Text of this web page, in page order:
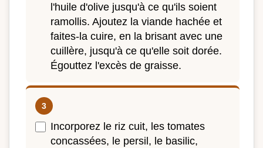
l'huile d'olive jusqu'à ce qu'ils soient
ramollis. Ajoutez la viande hachée et
faites-la cuire, en la brisant avec une
cuillère, jusqu'à ce qu'elle soit dorée.
Égouttez l'excès de graisse.
Incorporez le riz cuit, les tomates
concassées, le persil, le basilic,